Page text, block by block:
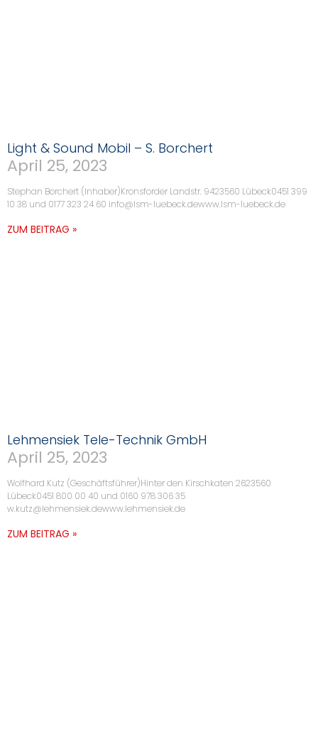
Light & Sound Mobil – S. Borchert
April 25, 2023
Stephan Borchert (Inhaber)Kronsforder Landstr. 9423560 Lübeck0451 399
10 38 und 0177 323 24 60 info@lsm-luebeck.dewww.lsm-luebeck.de
ZUM BEITRAG »
Lehmensiek Tele-Technik GmbH
April 25, 2023
Wolfhard Kutz (Geschäftsführer)Hinter den Kirschkaten 2623560
Lübeck0451 800 00 40 und 0160 978 306 35
w.kutz@lehmensiek.dewww.lehmensiek.de
ZUM BEITRAG »